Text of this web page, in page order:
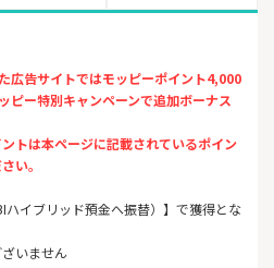
告サイトではモッピーポイント4,000
ピー特別キャンペーンで追加ボーナス
トは本ページに記載されているポイン
い。
ハイブリッド預金へ振替）】で獲得とな
いません